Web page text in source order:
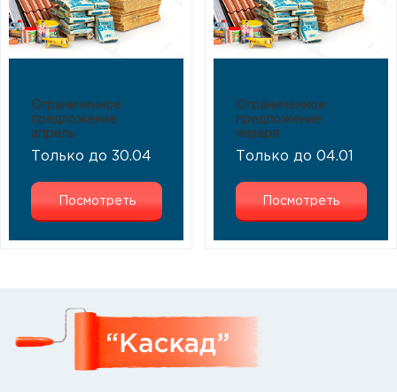
Ограниченное
предложение
апрель
Только до 30.04
Посмотреть
Ограниченное
предложение
января
Только до 04.01
Посмотреть